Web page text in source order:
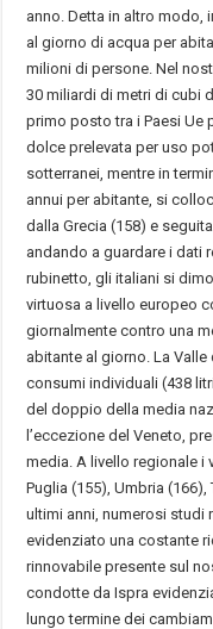
anno. Detta in altro modo,
al giorno di acqua per
milioni di persone. Nel
30 miliardi di metri di cubi
primo posto tra i Paesi Ue
dolce prelevata per uso
sotterranei, mentre in
annui per abitante, si
dalla Grecia (158) e
andando a guardare i dati
rubinetto, gli italiani si
virtuosa a livello europeo
giornalmente contro una
abitante al giorno. La Valle
consumi individuali (438
del doppio della media
l’eccezione del Veneto,
media. A livello regionale i
Puglia (155), Umbria
ultimi anni, numerosi studi
evidenziato una costante
rinnovabile presente sul
condotte da Ispra
lungo termine dei